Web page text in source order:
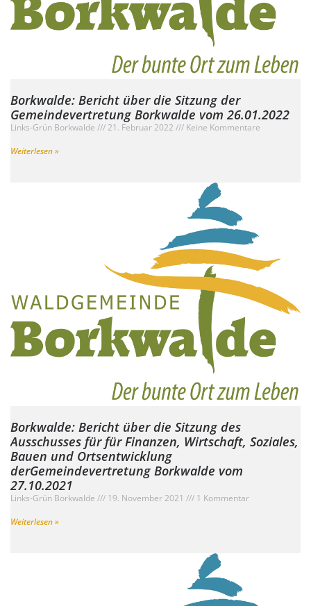
Borkwalde: Bericht über die Sitzung der
Gemeindevertretung Borkwalde vom 26.01.2022
Links-Grün Borkwalde 21. Februar 2022
Keine Kommentare
Weiterlesen »
Borkwalde: Bericht über die Sitzung des
Ausschusses für für Finanzen, Wirtschaft, Soziales,
Bauen und Ortsentwicklung
derGemeindevertretung Borkwalde vom
27.10.2021
Links-Grün Borkwalde 19. November 2021
1 Kommentar
Weiterlesen »